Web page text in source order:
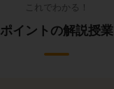
これでわかる！
ポイントの解説授業